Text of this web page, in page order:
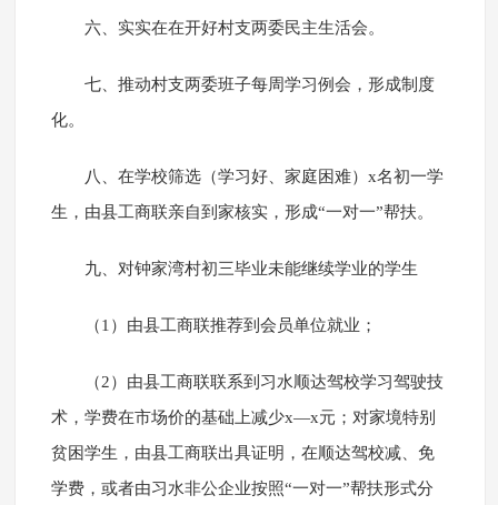
六、实实在在开好村支两委民主生活会。
七、推动村支两委班子每周学习例会，形成制度
化。
八、在学校筛选（学习好、家庭困难）x名初一学
生，由县工商联亲自到家核实，形成“一对一”帮扶。
九、对钟家湾村初三毕业未能继续学业的学生
（1）由县工商联推荐到会员单位就业；
（2）由县工商联联系到习水顺达驾校学习驾驶技
术，学费在市场价的基础上减少x—x元；对家境特别
贫困学生，由县工商联出具证明，在顺达驾校减、免
学费，或者由习水非公企业按照“一对一”帮扶形式分